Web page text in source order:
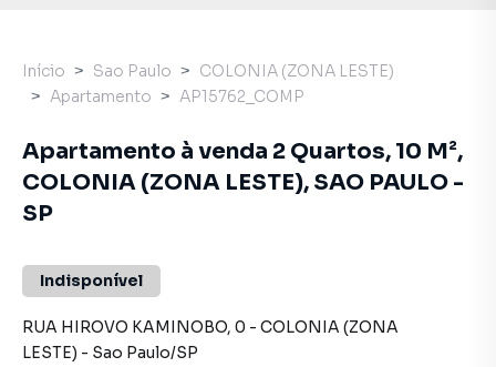
Início Sao Paulo
COLONIA (ZONA LESTE)
Apartamento
AP15762_COMP
Apartamento à venda 2 Quartos, 10 M²,
COLONIA (ZONA LESTE), SAO PAULO -
SP
Indisponível
RUA HIROVO KAMINOBO, 0 - COLONIA (ZONA
LESTE) - Sao Paulo/SP